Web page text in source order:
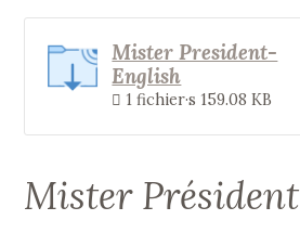
Mister President-
English
1 fichier·s 159.08 KB
Mister Président